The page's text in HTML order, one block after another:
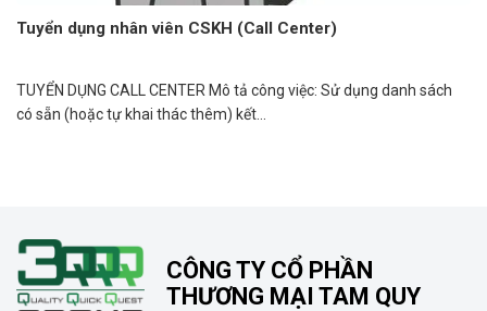
Tuyển dụng nhân viên CSKH (Call Center)
TUYỂN DỤNG CALL CENTER Mô tả công việc: Sử dụng danh sách
có sẵn (hoặc tự khai thác thêm) kết...
CÔNG TY CỔ PHẦN
THƯƠNG MẠI TAM QUY